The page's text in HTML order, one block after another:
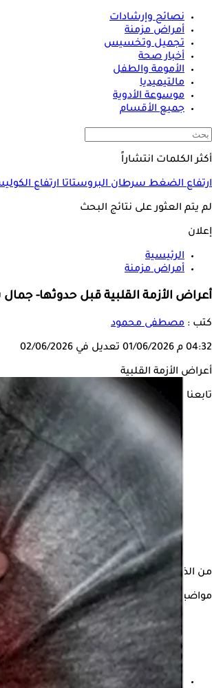
نصائح وإرشادات
أمراض مزمنة
تجميل وتخسيس
أخبار صحة
الأمومة والطفل
مالتيميديا
موسوعة الأدوية
جميع الأقسام
أكثر الكلمات انتشاراً
ارتفاع الضغطسرطان البروستاتاارتفاع
لم يتم العثور على نتائج البحث
إعلان
الرئيسية
أمراض مزمنة
أعراض الأزمة القلبية قبل حدوثها- جمال
كتب : مصطفى محمود
04:32 م 01/06/2026 تعديل في 02/06/2026
أعراض الأزمة القلبية
تابعنا على
من الضروري أن نكون على دراية بأعراضالأزمة
مواضيع ذات صلة